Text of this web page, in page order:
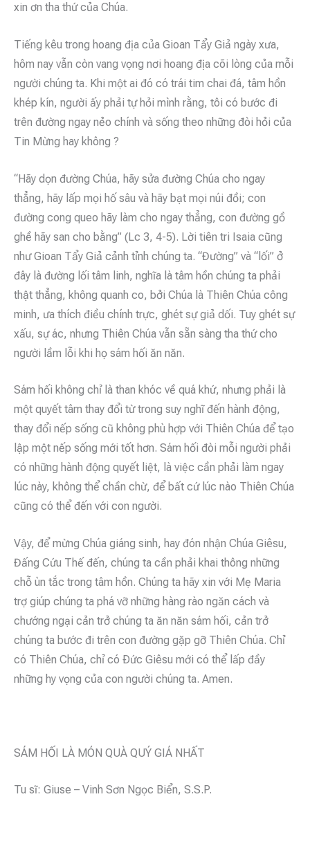
xin ơn tha thứ của Chúa.
Tiếng kêu trong hoang địa của Gioan Tẩy Giả ngày xưa,
hôm nay vẫn còn vang vọng nơi hoang địa cõi lòng của mỗi
người chúng ta. Khi một ai đó có trái tim chai đá, tâm hồn
khép kín, người ấy phải tự hỏi mình rằng, tôi có bước đi
trên đường ngay nẻo chính và sống theo những đòi hỏi của
Tin Mừng hay không ?
“Hãy dọn đường Chúa, hãy sửa đường Chúa cho ngay
thẳng, hãy lấp mọi hố sâu và hãy bạt mọi núi đồi; con
đường cong queo hãy làm cho ngay thẳng, con đường gồ
ghề hãy san cho bằng” (Lc 3, 4-5). Lời tiên tri Isaia cũng
như Gioan Tẩy Giả cảnh tỉnh chúng ta. “Đường” và “lối” ở
đây là đường lối tâm linh, nghĩa là tâm hồn chúng ta phải
thật thẳng, không quanh co, bởi Chúa là Thiên Chúa công
minh, ưa thích điều chính trực, ghét sự giả dối. Tuy ghét sự
xấu, sự ác, nhưng Thiên Chúa vẫn sẵn sàng tha thứ cho
người lầm lỗi khi họ sám hối ăn năn.
Sám hối không chỉ là than khóc về quá khứ, nhưng phải là
một quyết tâm thay đổi từ trong suy nghĩ đến hành động,
thay đổi nếp sống cũ không phù hợp với Thiên Chúa để tạo
lập một nếp sống mới tốt hơn. Sám hối đòi mỗi người phải
có những hành động quyết liệt, là việc cần phải làm ngay
lúc này, không thể chần chừ, để bất cứ lúc nào Thiên Chúa
cũng có thể đến với con người.
Vậy, để mừng Chúa giáng sinh, hay đón nhận Chúa Giêsu,
Đấng Cứu Thế đến, chúng ta cần phải khai thông những
chỗ ùn tắc trong tâm hồn. Chúng ta hãy xin với Mẹ Maria
trợ giúp chúng ta phá vỡ những hàng rào ngăn cách và
chướng ngại cản trở chúng ta ăn năn sám hối, cản trở
chúng ta bước đi trên con đường gặp gỡ Thiên Chúa. Chỉ
có Thiên Chúa, chỉ có Ðức Giêsu mới có thể lấp đầy
những hy vọng của con người chúng ta. Amen.
SÁM HỐI LÀ MÓN QUÀ QUÝ GIÁ NHẤT
Tu sĩ: Giuse – Vinh Sơn Ngọc Biển, S.S.P.